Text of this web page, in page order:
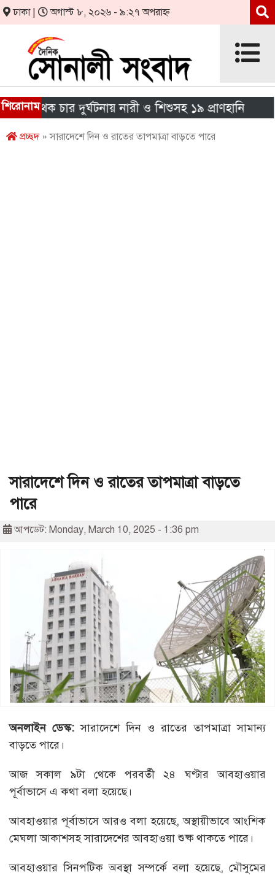
ঢাকা | অগাস্ট ৮, ২০২৬ - ৯:২৭ অপরাহ্ন
শিরোনামচার দুর্ঘটনায় নারী ও শিশুসহ ১৯ প্রাণহানি
প্রচ্ছদ» সারাদেশে দিন ও রাতের তাপমাত্রা বাড়তে পারে
সারাদেশে দিন ও রাতের তাপমাত্রা বাড়তে
পারে
আপডেট: Monday, March 10, 2025 - 1:36 pm
অনলাইন ডেস্ক:সারাদেশে দিন ও রাতের তাপমাত্রা সামান্য
বাড়তে পারে।
আজ সকাল ৯টা থেকে পরবর্তী ২৪ ঘণ্টার আবহাওয়ার
পূর্বাভাসে এ কথা বলা হয়েছে।
আবহাওয়ার পূর্বাভাসে আরও বলা হয়েছে, অস্থায়ীভাবে আংশিক
মেঘলা আকাশসহ সারাদেশের আবহাওয়া শুষ্ক থাকতে পারে।
আবহাওয়ার সিনপটিক অবস্থা সম্পর্কে বলা হয়েছে, মৌসুমের